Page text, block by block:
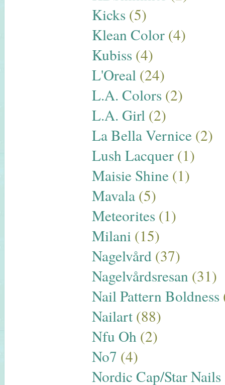
Kicks (5)
Klean Color (4)
Kubiss (4)
L'Oreal (24)
L.A. Colors (2)
L.A. Girl (2)
La Bella Vernice (2)
Lush Lacquer (1)
Maisie Shine (1)
Mavala (5)
Meteorites (1)
Milani (15)
Nagelvård (37)
Nagelvårdsresan (31)
Nail Pattern Boldness
Nailart (88)
Nfu Oh (2)
No7 (4)
Nordic Cap/Star Nails